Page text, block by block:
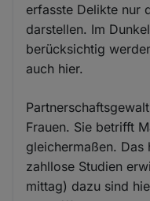
erfasste Delikte nur
darstellen. Im
berücksichtig
auch hier.
Frauen. Sie betrifft
gleichermaßen. Das
zahllose Studien
mittag) dazu sind